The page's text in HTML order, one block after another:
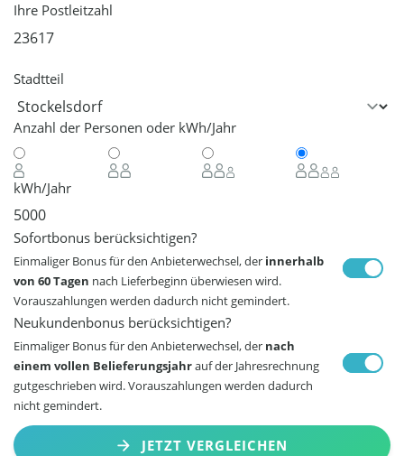
Ihre Postleitzahl
Stadtteil
Anzahl der Personen oder kWh/Jahr
kWh/Jahr
Sofortbonus berücksichtigen?
Einmaliger Bonus für den Anbieterwechsel, der innerhalb
von 60 Tagen nach Lieferbeginn überwiesen wird.
Vorauszahlungen werden dadurch nicht gemindert.
Neukundenbonus berücksichtigen?
Einmaliger Bonus für den Anbieterwechsel, der nach
einem vollen Belieferungsjahrauf der Jahresrechnung
gutgeschrieben wird. Vorauszahlungen werden dadurch
nicht gemindert.
JETZT VERGLEICHEN